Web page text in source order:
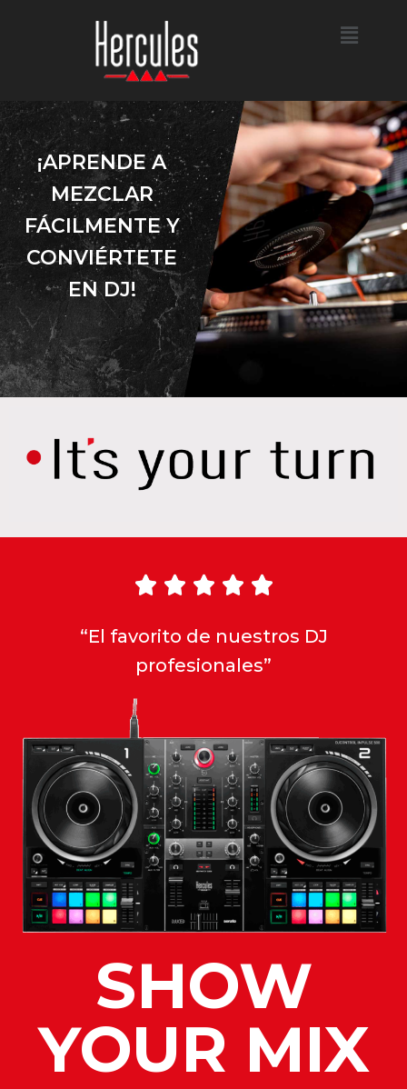
¡APRENDE A
MEZCLAR
FÁCILMENTE Y
CONVIÉRTETE
EN DJ!
    
“El favorito de nuestros DJ
profesionales”
SHOW
YOUR MIX